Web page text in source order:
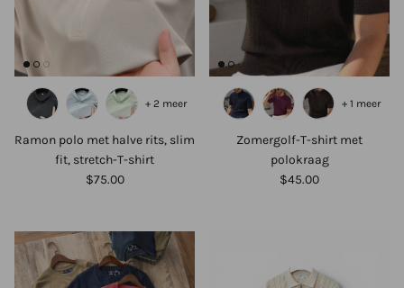
Ramon polo met halve rits, slim
fit, stretch-T-shirt
$75.00
+ 2 meer
Zomergolf-T-shirt met
polokraag
$45.00
+ 1 meer